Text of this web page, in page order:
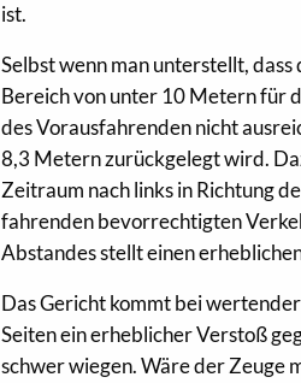
ist.
Selbst wenn man unterstellt,
Bereich von unter 10 Metern für
des Vorausfahrenden nicht
8,3 Metern zurückgelegt wird.
Zeitraum nach links in Richtung
fahrenden bevorrechtigten
Abstandes stellt einen
Das Gericht kommt bei
Seiten ein erheblicher Verstoß
schwer wiegen. Wäre der Zeuge